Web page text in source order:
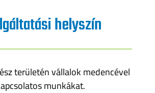
helyszín
területén vállalok medencével
munkákat.